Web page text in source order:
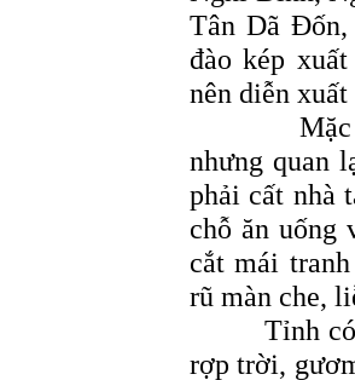
Tân Dã
đào kép
nên diễn
Mặc dù
nhưng quan
phải cất nhà
chỗ ăn uống
cắt mái
rũ màn che,
Tỉnh có
rợp trời,